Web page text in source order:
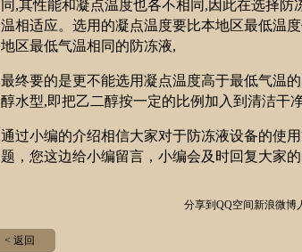
同,其性能和凝点温度也各不相同,因此在选择
温相适应。选用的凝点温度要比本地区最低温
地区最低气温相同的防冻液,
最终要的是更不能选用凝点温度高于最低气温
醇水型,即把乙二醇按一定的比例加入到清洁干
通过小编的介绍相信大家对于防冻液设备的使
题，您这边给小编留言，小编会及时回复大家的
分享到 QQ空间新浪微博
< 返回